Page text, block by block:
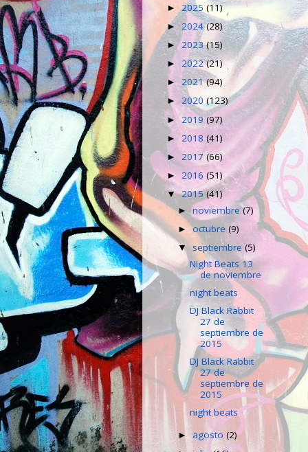
►2025 (11)
►2024(28)
►2023(15)
► 2022(21)
► 2021(94)
► 2020(123)
►2019(97)
► 2018(41)
► 2017 (66)
► 2016 (51)
▼2015(41)
►noviembre(7)
►octubre(9)
▼septiembre(5)
Night Beats 13
de noviembre
night beats
DJ Black Rabbit
27 de
septiembre de
2015
DJ Black Rabbit
27 de
septiembre de
2015
night beats
► agosto(2)